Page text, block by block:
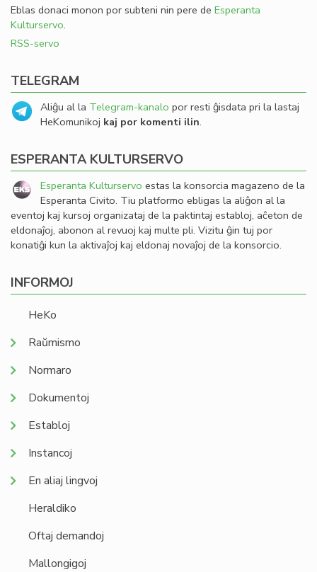
Eblas donaci monon por subteni nin pere de Esperanta
Kulturservo.
RSS-servo
TELEGRAM
Aliĝu al la Telegram-kanalo por resti ĝisdata pri la lastaj
HeKomunikoj kaj por komenti ilin.
ESPERANTA KULTURSERVO
Esperanta Kulturservo estas la konsorcia magazeno de la
Esperanta Civito. Tiu platformo ebligas la aliĝon al la
eventoj kaj kursoj organizataj de la paktintaj establoj, aĉeton de
eldonaĵoj, abonon al revuoj kaj multe pli. Vizitu ĝin tuj por
konatiĝi kun la aktivaĵoj kaj eldonaj novaĵoj de la konsorcio.
INFORMOJ
HeKo
Raŭmismo
Normaro
Dokumentoj
Establoj
Instancoj
En aliaj lingvoj
Heraldiko
Oftaj demandoj
Mallongigoj